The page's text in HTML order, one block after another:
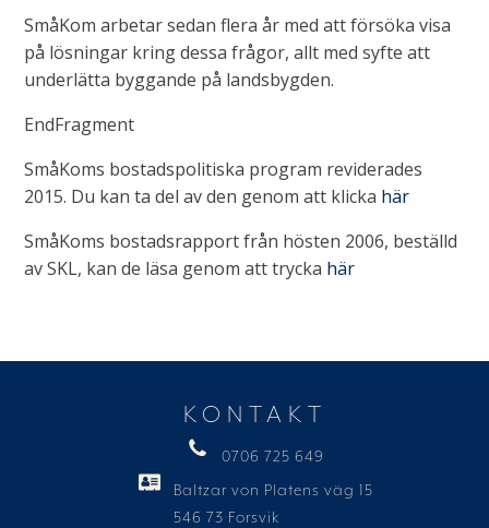
SmåKom arbetar sedan flera år med att försöka visa
på lösningar kring dessa frågor, allt med syfte att
underlätta byggande på landsbygden.
EndFragment
SmåKoms bostadspolitiska program reviderades
2015. Du kan ta del av den genom att klicka här
SmåKoms bostadsrapport från hösten 2006, beställd
av SKL, kan de läsa genom att trycka här
KONTAKT
0706 725 649
Baltzar von Platens väg 15
546 73 Forsvik